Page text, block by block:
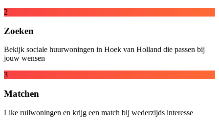
2
Zoeken
Bekijk sociale huurwoningen in Hoek van Holland die passen bij
jouw wensen
3
Matchen
Like ruilwoningen en krijg een match bij wederzijds interesse